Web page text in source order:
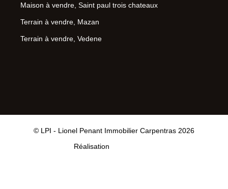
Maison à vendre, Saint paul trois chateaux
Terrain à vendre, Mazan
Terrain à vendre, Vedene
© LPI - Lionel Penant Immobilier Carpentras 2026
Réalisation